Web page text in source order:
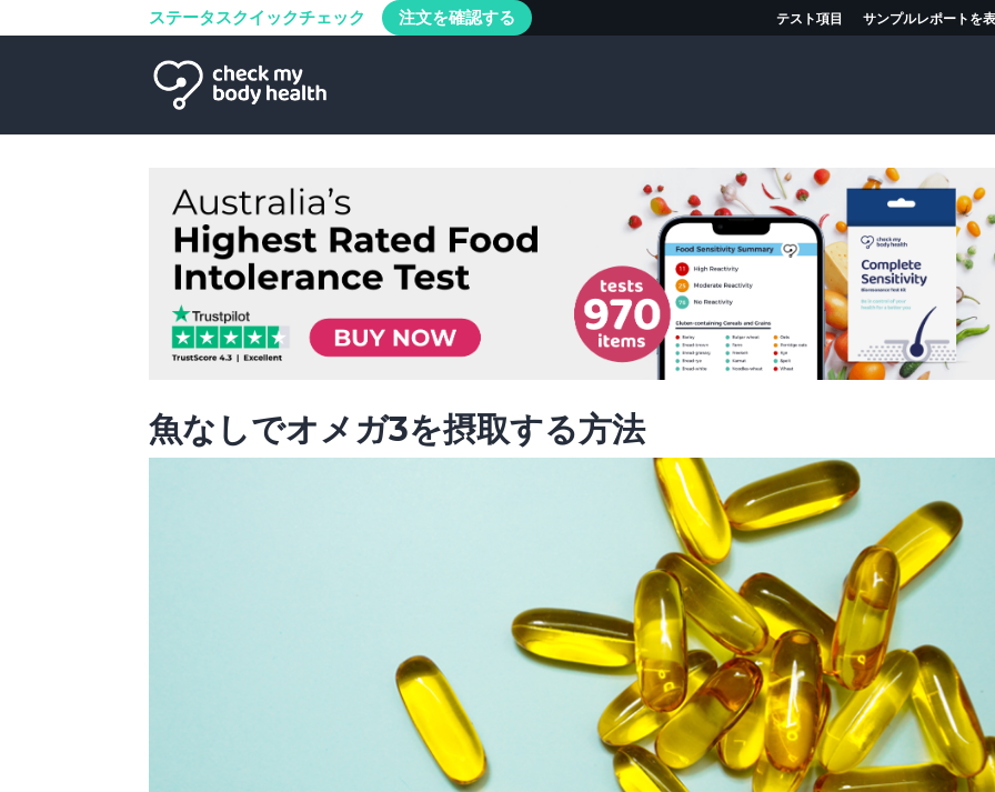
ステータスクイックチェック 注文を確認する テスト項目 サンプルレポートを
魚なしでオメガ3を摂取する方法